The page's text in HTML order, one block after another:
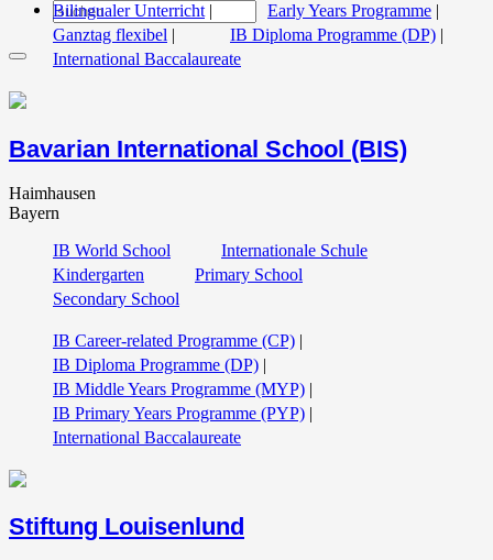
Bilingualer Unterricht | Early Years Programme |
Ganztag flexibel | IB Diploma Programme (DP) |
International Baccalaureate
Bavarian International School (BIS)
Haimhausen
Bayern
IB World School
Internationale Schule
Kindergarten
Primary School
Secondary School
IB Career-related Programme (CP) |
IB Diploma Programme (DP) |
IB Middle Years Programme (MYP) |
IB Primary Years Programme (PYP) |
International Baccalaureate
Stiftung Louisenlund